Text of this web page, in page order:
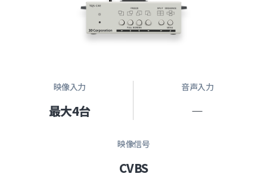
映像入力
最大4台
音声入力
―
映像信号
CVBS